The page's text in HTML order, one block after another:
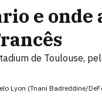
e onde
de Toulouse,
Lyon (Tnani Badreddine/